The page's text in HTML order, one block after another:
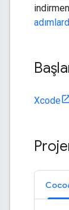
Xcode